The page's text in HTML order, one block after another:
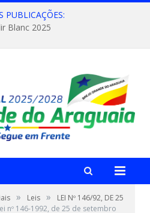
PUBLICAÇÕES:
Blanc 2025
» Leis »
LEI Nº 146/92, DE 25
nº 146-1992, de 25 de setembro